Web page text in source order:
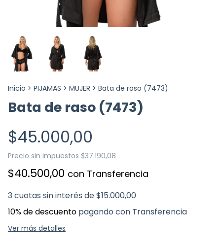
Inicio > PIJAMAS > MUJER > Bata de raso (7473)
Bata de raso (7473)
$45.000,00
Precio sin impuestos $37.190,08
$40.500,00 con Transferencia
3 cuotas sin interés de$15.000,00
10% de descuento pagando con Transferencia
Ver más detalles